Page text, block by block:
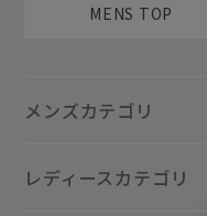
MENS TOP
メンズカテゴリ
レディースカテゴリ